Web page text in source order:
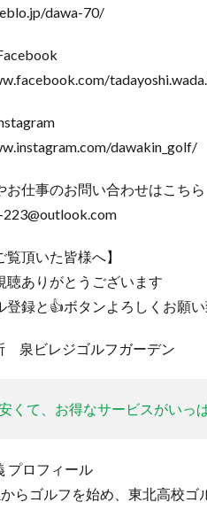
dawa-70/
dawakin_golf/
お仕事のお問い合わせはこちら
覧頂いた皆様へ】
聴ありがとうございます
登録と👍ボタンよろしくお願
泉ビレジゴルフガーデン
くて、お得なサービスがいっ
プロフィール
らゴルフを始め、東北高校ゴ